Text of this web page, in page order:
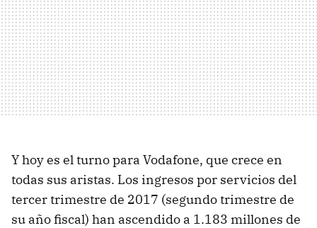
Y hoy es el turno para Vodafone, que crece en
todas sus aristas. Los ingresos por servicios del
tercer trimestre de 2017 (segundo trimestre de
su año fiscal) han ascendido a 1.183 millones de